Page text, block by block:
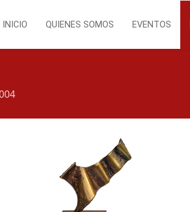
INICIO QUIENES SOMOS EVENTOS